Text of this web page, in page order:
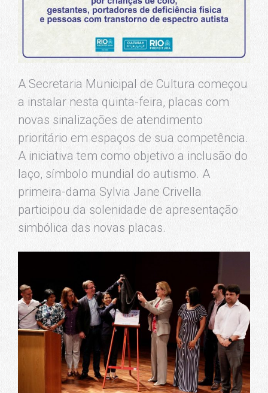
A Secretaria Municipal de Cultura começou
a instalar nesta quinta-feira, placas com
novas sinalizações de atendimento
prioritário em espaços de sua competência.
A iniciativa tem como objetivo a inclusão do
laço, símbolo mundial do autismo. A
primeira-dama Sylvia Jane Crivella
participou da solenidade de apresentação
simbólica das novas placas.